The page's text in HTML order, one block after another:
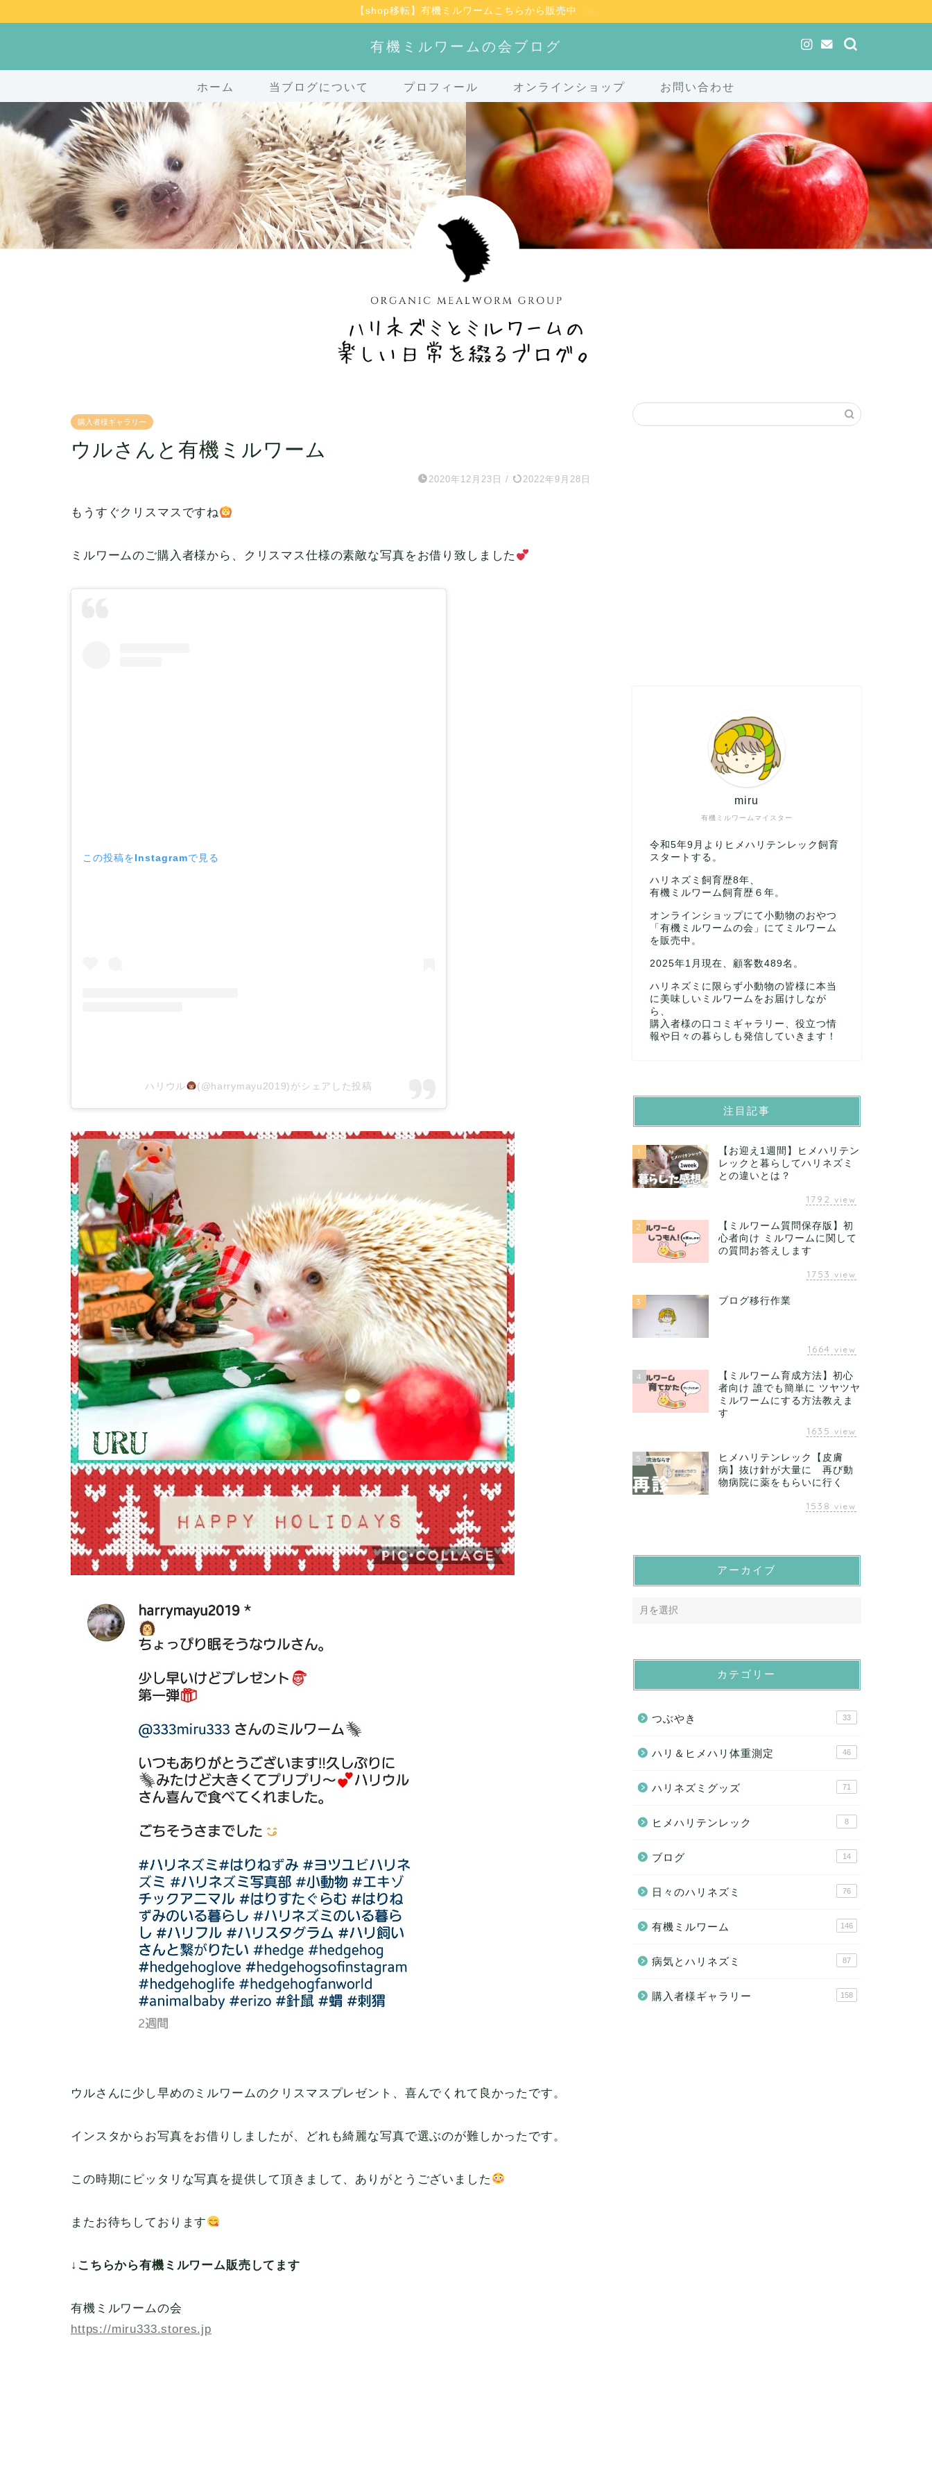
【shop移転】有機ミルワームこちらから販売中
有機ミルワームの会ブログ
ホーム 当ブログについて プロフィール オンラインショップ お問い合わせ
購入者様ギャラリー
ウルさんと有機ミルワーム
2020年12月23日 / 2022年9月28日
もうすぐクリスマスですね
ミルワームのご購入者様から、クリスマス仕様の素敵な写真をお借り致しました
この投稿をInstagramで見る
ハリウル (@harrymayu2019)がシェアした投稿
ウルさんに少し早めのミルワームのクリスマスプレゼント、喜んでくれて良かったです。
インスタからお写真をお借りしましたが、どれも綺麗な写真で選ぶのが難しかったです。
この時期にピッタリな写真を提供して頂きまして、ありがとうございました
またお待ちしております
↓こちらから有機ミルワーム販売してます
有機ミルワームの会
https://miru333.stores.jp
有機ミルワームマイスター
miru
令和5年9月よりヒメハリテンレック飼育
スタートする。
ハリネズミ飼育歴8年、
有機ミルワーム飼育歴６年。
オンラインショップにて小動物のおやつ
「有機ミルワームの会」にてミルワーム
を販売中。
2025年1月現在、顧客数489名。
ハリネズミに限らず小動物の皆様に本当
に美味しいミルワームをお届けしなが
ら、
購入者様の口コミギャラリー、役立つ情
報や日々の暮らしも発信していきます！
注目記事
1
【お迎え1週間】ヒメハリテン
レックと暮らしてハリネズミ
との違いとは？
1792 view
2
【ミルワーム質問保存版】初
心者向け ミルワームに関して
の質問お答えします
1753 view
3 ブログ移行作業
1664 view
4
【ミルワーム育成方法】初心
者向け 誰でも簡単に ツヤツヤ
ミルワームにする方法教えま
す
1635 view
5
ヒメハリテンレック【皮膚
病】抜け針が大量に 再び動
物病院に薬をもらいに行く
1538 view
アーカイブ
カテゴリー
つぶやき 33
ハリ＆ヒメハリ体重測定 46
ハリネズミグッズ 71
ヒメハリテンレック 8
ブログ 14
日々のハリネズミ 76
有機ミルワーム 146
病気とハリネズミ 87
購入者様ギャラリー 158